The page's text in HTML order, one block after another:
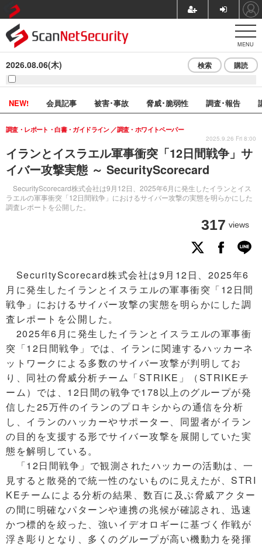
MENU
2026.08.06(木) 検索 購読
NEW! 会員記事 被害･事故 脅威･脆弱性 調査･報告
イランとイスラエル軍事衝突「12日間戦争」サ
イバー攻撃実態 ～ SecurityScorecard
SecurityScorecard株式会社は9月12日、2025年6月に発生したイランとイス
ラエルの軍事衝突「12日間戦争」におけるサイバー攻撃の実態を明らかにした
調査レポートを公開した。
調査・レポート・白書・ガイドライン 調査・ホワイトペーパー
317 views
2025.9.26 Fri 8:00
SecurityScorecard株式会社は9月12日、2025年6
月に発生したイランとイスラエルの軍事衝突「12日間
戦争」におけるサイバー攻撃の実態を明らかにした調
査レポートを公開した。
2025年6月に発生したイランとイスラエルの軍事衝
突「12日間戦争」では、イランに関連するハッカーネ
ットワークによる多数のサイバー攻撃が判明してお
り、同社の脅威分析チーム「STRIKE」（STRIKEチ
ーム）では、12日間の戦争で178以上のグループが発
信した25万件のイランのプロキシからの通信を分析
し、イランのハッカーやサポーター、同盟者がイラン
の目的を支援する形でサイバー攻撃を展開していた実
態を解明している。
「12日間戦争」で観測されたハッカーの活動は、一
見すると散発的で統一性のないものに見えたが、STRI
KEチームによる分析の結果、数百に及ぶ脅威アクター
の間に明確なパターンや連携の兆候が確認され、迅速
かつ標的を絞った、強いイデオロギーに基づく作戦が
浮き彫りとなり、多くのグループが高い機動力を発揮